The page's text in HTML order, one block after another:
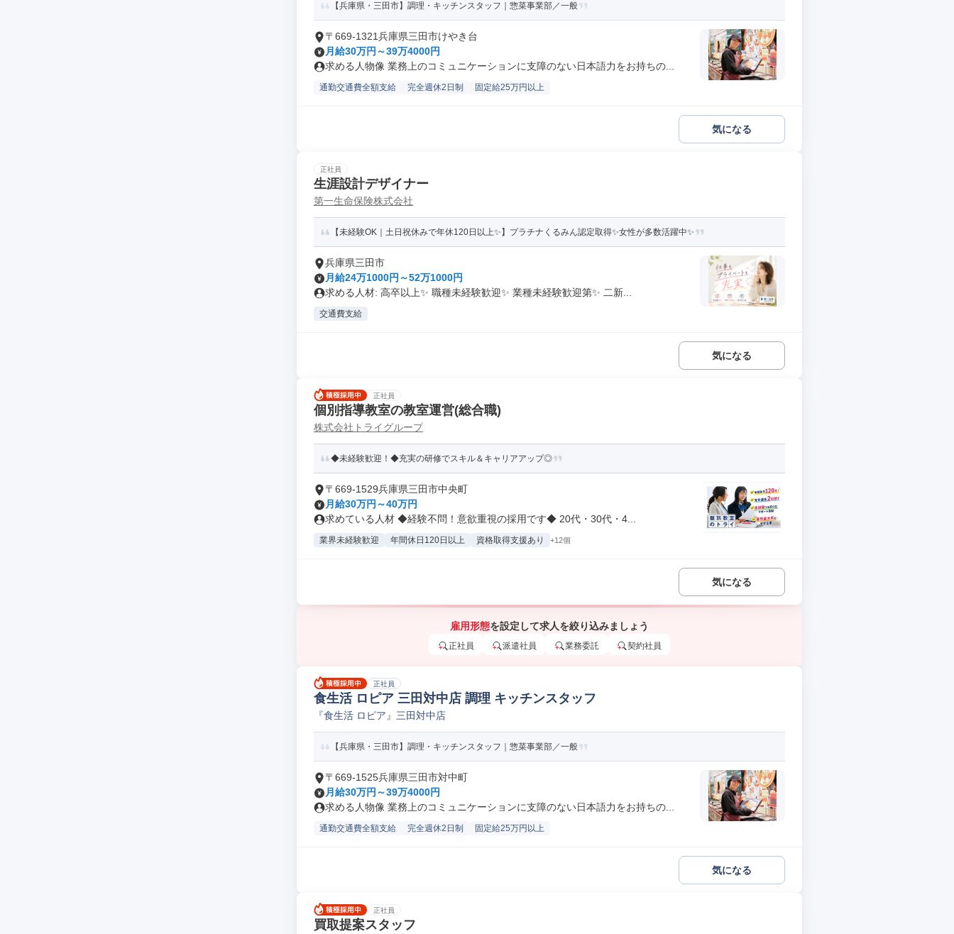
【兵庫県・三田市】調理・キッチンスタッフ｜惣菜事業部／一般
〒669-1321兵庫県三田市けやき台
月給30万円～39万4000円
求める人物像 業務上のコミュニケーションに支障のない日本語力をお持ちの...
通勤交通費全額支給 完全週休2日制 固定給25万円以上
気になる
正社員
生涯設計デザイナー
第一生命保険株式会社
【未経験OK｜土日祝休みで年休120日以上✨】プラチナくるみん認定取得✨女性が多数活躍中✨
兵庫県三田市
月給24万1000円～52万1000円
求める人材: 高卒以上✨ 職種未経験歓迎✨ 業種未経験歓迎第✨ 二新...
交通費支給
気になる
正社員
個別指導教室の教室運営(総合職)
株式会社トライグループ
◆未経験歓迎！◆充実の研修でスキル＆キャリアアップ◎
〒669-1529兵庫県三田市中央町
月給30万円～40万円
求めている人材 ◆経験不問！意欲重視の採用です◆ 20代・30代・4...
業界未経験歓迎 年間休日120日以上 資格取得支援あり +12個
気になる
雇用形態を設定して求人を絞り込みましょう
正社員 派遣社員 業務委託 契約社員
正社員
食生活 ロピア 三田対中店 調理 キッチンスタッフ
『食生活 ロピア』三田対中店
【兵庫県・三田市】調理・キッチンスタッフ｜惣菜事業部／一般
〒669-1525兵庫県三田市対中町
月給30万円～39万4000円
求める人物像 業務上のコミュニケーションに支障のない日本語力をお持ちの...
通勤交通費全額支給 完全週休2日制 固定給25万円以上
気になる
正社員
買取提案スタッフ